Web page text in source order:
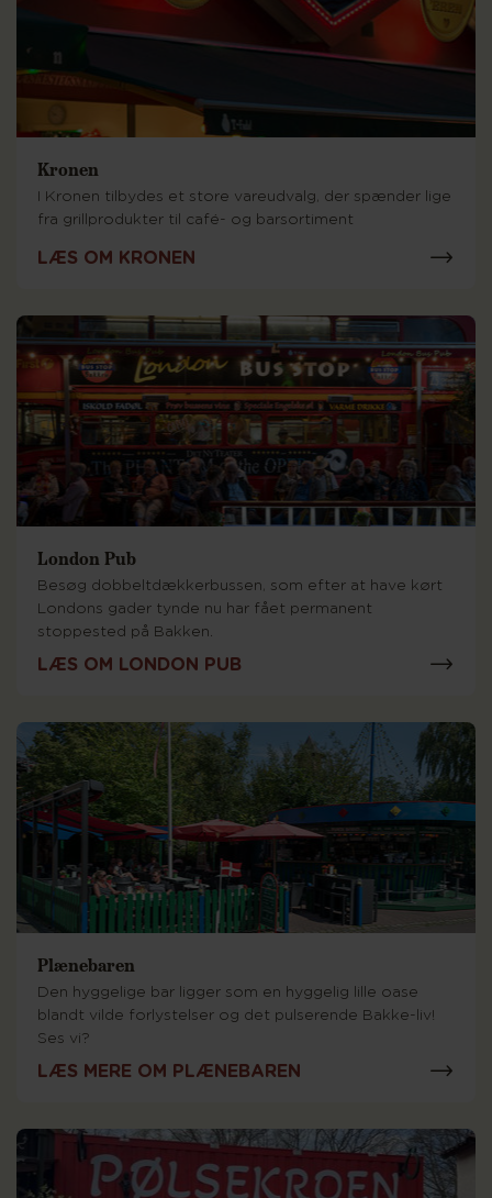
Kronen
I Kronen tilbydes et store vareudvalg, der spænder lige
fra grillprodukter til café- og barsortiment
LÆS OM KRONEN
London Pub
Besøg dobbeltdækkerbussen, som efter at have kørt
Londons gader tynde nu har fået permanent
stoppested på Bakken.
LÆS OM LONDON PUB
Plænebaren
Den hyggelige bar ligger som en hyggelig lille oase
blandt vilde forlystelser og det pulserende Bakke-liv!
Ses vi?
LÆS MERE OM PLÆNEBAREN